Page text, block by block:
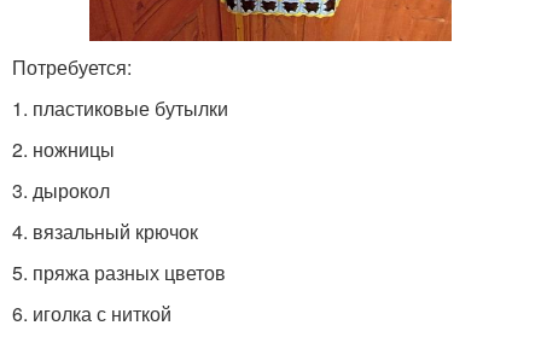
Потребуется:
1. пластиковые бутылки
2. ножницы
3. дырокол
4. вязальный крючок
5. пряжа разных цветов
6. иголка с ниткой